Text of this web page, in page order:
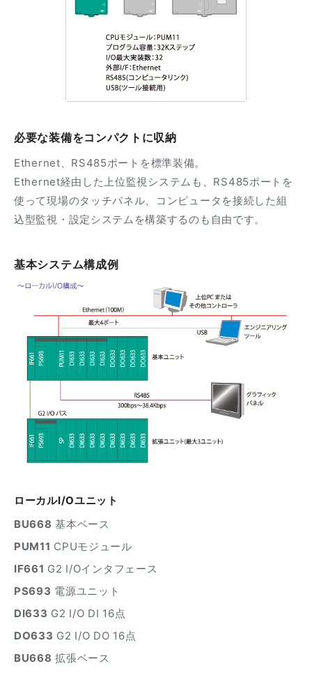
必要な装備をコンパクトに収納
Ethernet、RS485ポートを標準装備。
Ethernet経由した上位監視システムも、RS485ポートを
使って現場のタッチパネル、コンピュータを接続した組
込型監視・設定システムを構築するのも自由です。
基本システム構成例
ローカルI/Oユニット
BU668 基本ベース
PUM11 CPUモジュール
IF661 G2 I/Oインタフェース
PS693 電源ユニット
DI633 G2 I/O DI 16点
DO633 G2 I/O DO 16点
BU668 拡張ベース